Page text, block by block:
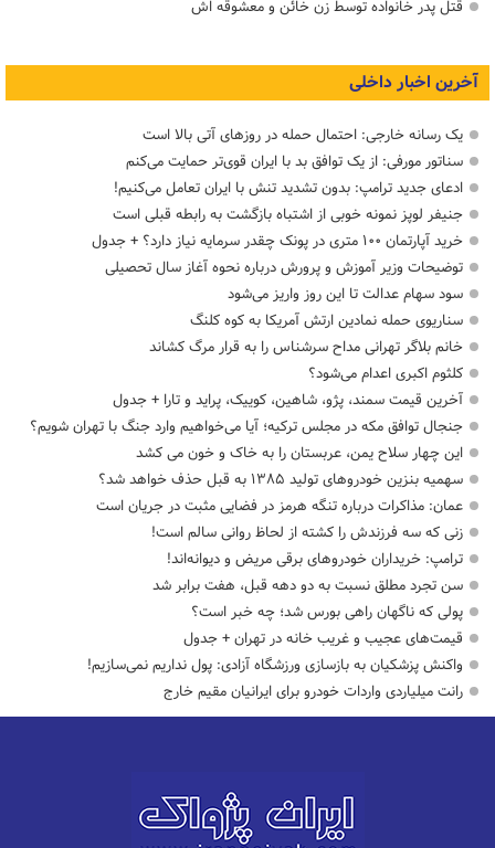
قتل پدر خانواده توسط زن خائن و معشوقه اش
آخرین اخبار داخلی
یک رسانه خارجی: احتمال حمله در روزهای آتی بالا است
سناتور مورفی: از یک توافق بد با ایران قوی‌تر حمایت می‌کنم
ادعای جدید ترامپ: بدون تشدید تنش با ایران تعامل می‌کنیم!
جنیفر لوپز نمونه خوبی از اشتباه بازگشت به رابطه قبلی است
خرید آپارتمان ۱۰۰ متری در پونک چقدر سرمایه نیاز دارد؟ + جدول
توضیحات وزیر آموزش و پرورش درباره نحوه آغاز سال تحصیلی
سود سهام عدالت تا این روز واریز می‌شود
سناریوی حمله نمادین ارتش آمریکا به کوه کلنگ
خانم بلاگر تهرانی مداح سرشناس را به قرار مرگ کشاند
کلثوم اکبری اعدام می‌شود؟
آخرین قیمت سمند، پژو، شاهین، کوییک، پراید و تارا + جدول
جنجال توافق مکه در مجلس ترکیه؛ آیا می‌خواهیم وارد جنگ با تهران شویم؟
این چهار سلاح یمن، عربستان را به خاک و خون می کشد
سهمیه بنزین خودروهای تولید ۱۳۸۵ به قبل حذف خواهد شد؟
عمان: مذاکرات درباره تنگه هرمز در فضایی مثبت در جریان است
زنی که سه فرزندش را کشته از لحاظ روانی سالم است!
ترامپ: خریداران خودروهای برقی مریض و دیوانه‌اند!
سن تجرد مطلق نسبت به دو دهه قبل، هفت برابر شد
پولی که ناگهان راهی بورس شد؛ چه خبر است؟
قیمت‌های عجیب و غریب خانه در تهران + جدول
واکنش پزشکیان به بازسازی ورزشگاه آزادی: پول نداریم نمی‌سازیم!
رانت میلیاردی واردات خودرو برای ایرانیان مقیم خارج